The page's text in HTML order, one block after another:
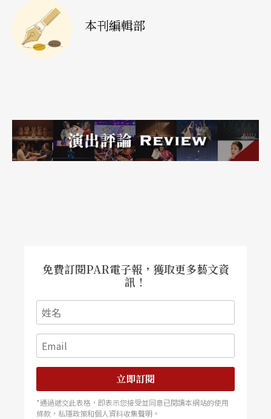
本刊編輯部
免費訂閱PAR電子報，獲取更多藝文資
訊！
立即訂閱
*通過遞交此表格，即表示您接受並同意已閱讀本網站的使用
條款，私隱政策和個人資料收集聲明。